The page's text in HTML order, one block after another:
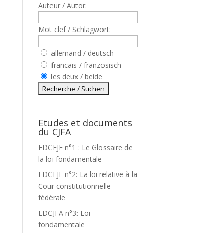
Auteur / Autor:
Mot clef / Schlagwort:
allemand / deutsch
francais / französisch
les deux / beide
Etudes et documents
du CJFA
EDCEJF n°1 : Le Glossaire de
la loi fondamentale
EDCEJF n°2: La loi relative à la
Cour constitutionnelle
fédérale
EDCJFA n°3: Loi
fondamentale